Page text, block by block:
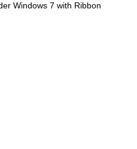
Windows 7 with Ribbon